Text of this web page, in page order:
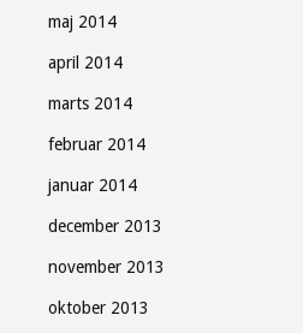
maj 2014
april 2014
marts 2014
februar 2014
januar 2014
december 2013
november 2013
oktober 2013